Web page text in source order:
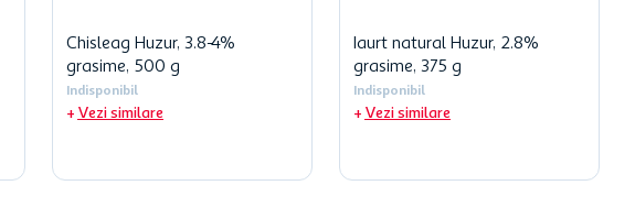
Chisleag Huzur, 3.8-4%
grasime, 500 g
Indisponibil
Vezi similare
Iaurt natural Huzur, 2.8%
grasime, 375 g
Indisponibil
Vezi similare